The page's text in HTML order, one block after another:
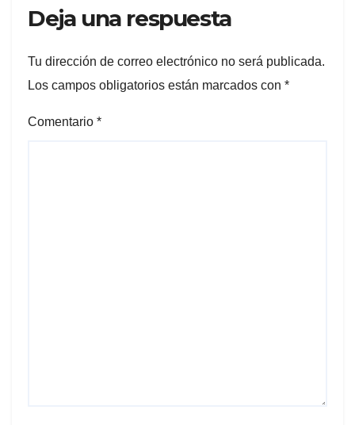
Deja una respuesta
Tu dirección de correo electrónico no será publicada.
Los campos obligatorios están marcados con *
Comentario *